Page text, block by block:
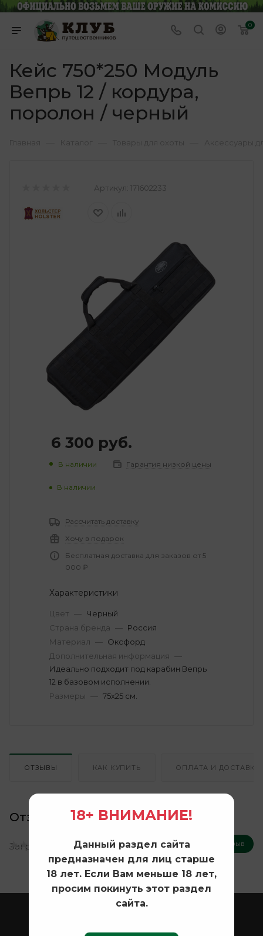
0
Кейс 750*250 Модуль
Вепрь 12 / кордура,
поролон / черный
Артикул: 171602233
6 300 руб.
В наличии Гарантия низкой цены
В наличии
Рассчитать доставку
Хочу в подарок
Бесплатная доставка для заказов от 5
000 ₽
Характеристики
Цвет — Черный
Страна бренда — Россия
Материал — Оксфорд
Дополнительная информация —
Идеально подходит под карабин Вепрь
12 в базовом исполнении.
Размеры — 75х25 см.
ОТЗЫВЫ КАК КУПИТЬ ОПЛАТА И ДОСТАВКА
Отзывы
Оставить отзыв
Загрузка отзывов...
18+ ВНИМАНИЕ!
Данный раздел сайта
предназначен для лиц старше
18 лет. Если Вам меньше 18 лет,
просим покинуть этот раздел
сайта.